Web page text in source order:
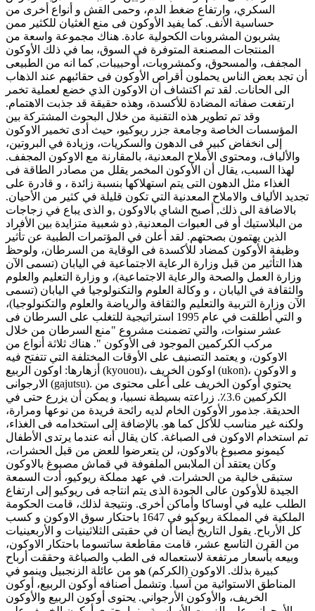
السكري، وارتفاع ضغط الدم، وحمى القش و أنواع أخرى من
حساسية الأنف. كما يفيد الأوكون فى منع الغثيان للكثير ممن
يشربون المشروبات الكحولية عادة. هناك مجموعة واسعة من
المنتجات المصنعة المتوفرة في السوق، بما في ذلك الأوكون
المجفف، والمسحوق، وكمشروبات، أوحبيبات, كما انه من الطبيعى
أن تجد بعض الناس يحملون أقراص الأوكون فى حقائبهم عند الذهاب
الى الحانات. لقد تم اكتشاف أن الاوكون الذي خضع لعملية تخمر
ارتفعت صفاته المضادة للأكسدة، وهذه حقيقة قد جذبت الاهتمام.
وقد تم تطوير هذه التقنية من خلال البحوث المشتركة بين
المؤسسات الخاصة وجامعة جزر ريوكيو، حيث أدى تخمير الاوكون
إلى انخفاض كبير فى الدهون والسكريات، وزيادة في البروتين،
والألياف، ومحتوى الأملاح المعدنية، بالمقارنة مع الاوكون المجفف.
لهذا السبب، يقال أن الأوكون المخمر يقلل من مصادر الطاقة فى
الغذاء مثل الدهون التى يتم استهلاكها بنسبة زائدة ، و قادرة على
تجديد الألياف والاملاح المعدنية التي تكون قليلة في كثير من الأحيان.
بالاضافة الى ذلك, أصبح الشاي بالاوكون ,و الذى يباع في زجاجات
من البلاستيك أو فى العبوات المعدنية, ذو شعبية متزايدة بين الأفراد
الذين يهتمون بصحتهم. لقد أعلن في المؤتمرات الطبية عن تأثير
وظيفة الأوكون كمضاد للأكسدة فى الوقاية من السرطان، ولوحظ
هذا التأثير من قبل وزارة الرعاية الاجتماعية في اليابان (تسمى الآن
وزارة العمل والصحة والرعاية الاجتماعية)، و وزارة التعليم والعلوم
والثقافة في اليابان ، و وكالة العلوم والتكنولوجيا في اليابان (تسمى
الآن وزارة التربية والتعليم والثقافة والرياضة والعلوم والتكنولوجيا)،
و التي أطلقت في عام 1995 استراتيجية للتغلب على السرطان فى
عشر سنوات، والتي تضمنت مشروع "منع السرطان من خلال
مركب الكركمين الموجود فى الأوكون ". هناك ثلاثة أنواع من
الاوكون، و يعتمد التصنيف على الأوقات المختلفة التي تتفتح فيه
أزهارها: اوكون الربيع (kyouou)، اوكون الخريف (ukon)، و الاوكون
الارجوانى (gajutsu). يحتوي أوكون الخريف على أعلى محتوى من
الكركمين 3.6٪. زراعته بسيطة نسبيا، و يمكن أن يزرع حتى في
الحديقة. جذمور الأوكون الخام لديه رائحة فريدة من نوعها ومرارة،
ولكنه غير مناسب للأكل كما هو. بالإضافة إلى استخدامه فى الغذاء،
تم استخدام الاوكون فى الصباغة. كان يقال أنه عندما يرتدى الأطفال
كيمونو مصبوغ بالاوكون، لن يتعرضوا للعض من قبل الحشرات،
وكان يعتقد أن الملابس الملفوفة في قماش مصبوغ بالاوكون
ستبقى خالية من الحشرات. في عهد مملكة ريوكيو، أدت السمعة
الجيدة للأوكون عالى الجودة الذى يتم انتاجه فى ريوكيو إلى ارتفاع
الطلب عليه في أوساكا وأماكن أخرى. ونتيجة لذلك، قامت الحكومة
الملكية في المملكة ريوكيو في 1647 باحتكار سوق الاوكون و كسب
كل الأرباح. يقول التاريخ أيضا أن في حقبتى الثلاثينيات و الأربعينيات
من القرن التاسع عشر، قامت مقاطعة ساتسوما باحتكار الاوكون،
وبيعه بأسعار مرتفعة لاستعماله فى الطب والصباغة وحققت أرباح
كبيرة بذلك. الاوكون (الكركم) هو من عائلة الزنجبيل وينمو في
المناطق الاستوائية من آسيا. وتشمل أصنافه أوكون الربيع، أوكون
الخريف، والأوكون الأرجواني. يحتوى أوكون الربيع والأوكون